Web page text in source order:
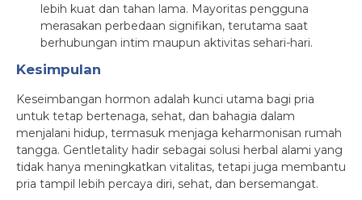
lebih kuat dan tahan lama. Mayoritas pengguna
merasakan perbedaan signifikan, terutama saat
berhubungan intim maupun aktivitas sehari-hari.
Kesimpulan
Keseimbangan hormon adalah kunci utama bagi pria
untuk tetap bertenaga, sehat, dan bahagia dalam
menjalani hidup, termasuk menjaga keharmonisan rumah
tangga. Gentletality hadir sebagai solusi herbal alami yang
tidak hanya meningkatkan vitalitas, tetapi juga membantu
pria tampil lebih percaya diri, sehat, dan bersemangat.